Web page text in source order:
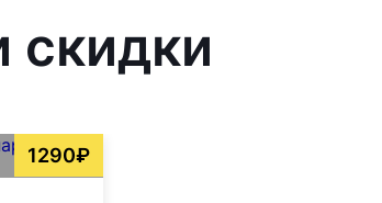
скидки
1290₽